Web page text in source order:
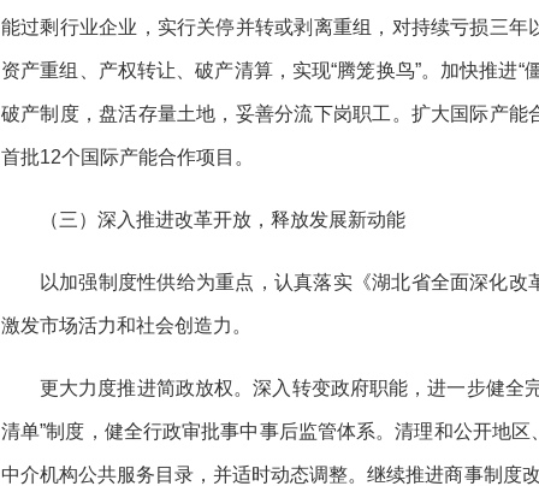
能过剩行业企业，实行关停并转或剥离重组，对持续亏损三
资产重组、产权转让、破产清算，实现“腾笼换鸟”。加快推进
破产制度，盘活存量土地，妥善分流下岗职工。扩大国际产
首批12个国际产能合作项目。
（三）深入推进改革开放，释放发展新动能
以加强制度性供给为重点，认真落实《湖北省全面深化
激发市场活力和社会创造力。
更大力度推进简政放权。深入转变政府职能，进一步健全
清单”制度，健全行政审批事中事后监管体系。清理和公开地
中介机构公共服务目录，并适时动态调整。继续推进商事制度